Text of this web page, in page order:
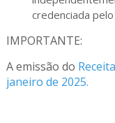
credenciada
IMPORTANTE:
A emissão do
janeiro de 2025.